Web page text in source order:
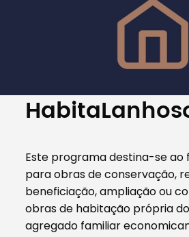
Tipo de conteúdo
Filtros
Este programa destina-se ao
para obras de conservação,
beneficiação, ampliação ou
obras de habitação própria
agregado familiar